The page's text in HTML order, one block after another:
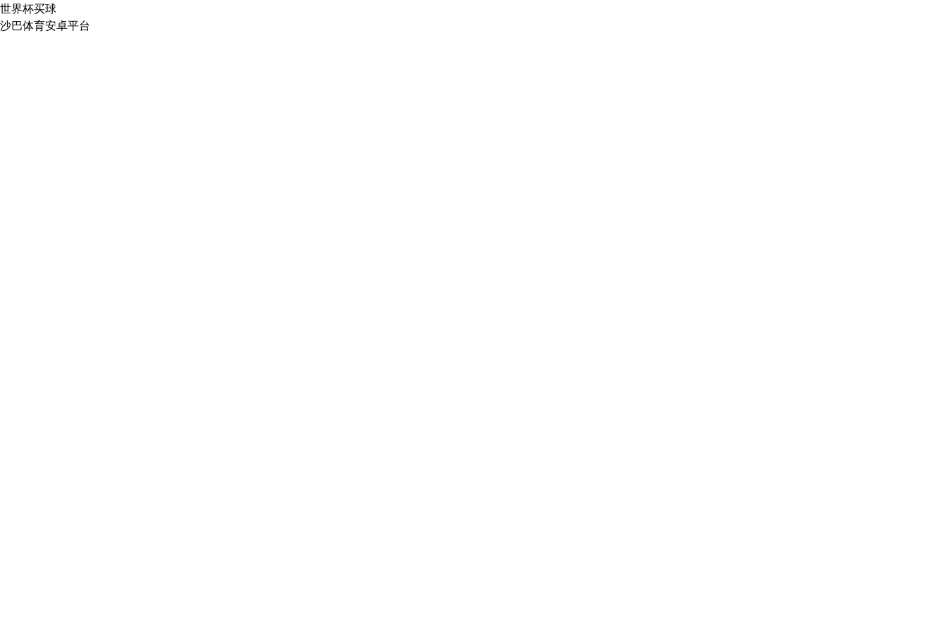
世界杯买球
沙巴体育安卓平台